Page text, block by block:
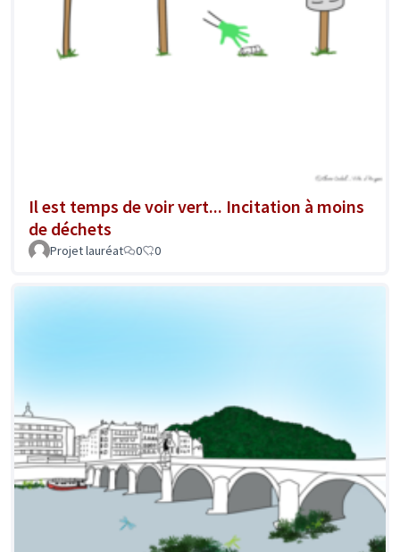
Il est temps de voir vert... Incitation à moins
de déchets
Projet lauréat 0 0